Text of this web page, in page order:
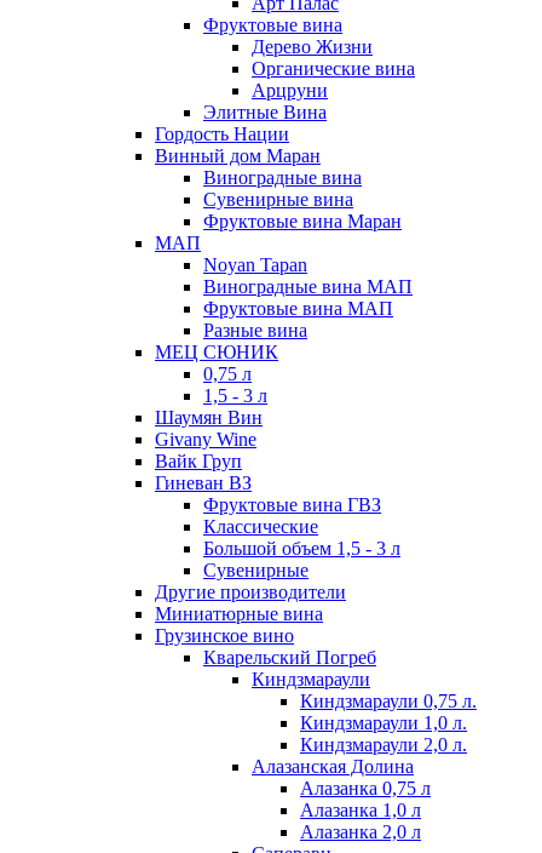
Фруктовые вина
Дерево Жизни
Органические вина
Арцруни
Элитные Вина
Гордость Нации
Винный дом Маран
Виноградные вина
Сувенирные вина
Фруктовые вина Маран
МАП
Noyan Tapan
Виноградные вина МАП
Фруктовые вина МАП
Разные вина
МЕЦ СЮНИК
0,75 л
1,5 - 3 л
Шаумян Вин
Givany Wine
Вайк Груп
Гиневан ВЗ
Фруктовые вина ГВЗ
Классические
Большой объем 1,5 - 3 л
Сувенирные
Другие производители
Миниатюрные вина
Грузинское вино
Кварельский Погреб
Киндзмараули
Киндзмараули 0,75 л.
Киндзмараули 1,0 л.
Киндзмараули 2,0 л.
Алазанская Долина
Алазанка 0,75 л
Алазанка 1,0 л
Алазанка 2,0 л